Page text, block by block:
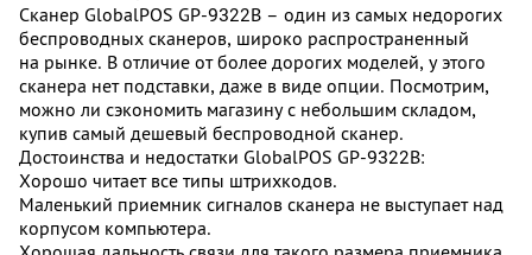
Сканер GlobalPOS GP‑9322B – один из самых недорогих
беспроводных сканеров, широко распространенный
на рынке. В отличие от более дорогих моделей, у этого
сканера нет подставки, даже в виде опции. Посмотрим,
можно ли сэкономить магазину с небольшим складом,
купив самый дешевый беспроводной сканер.
Достоинства и недостатки GlobalPOS GP‑9322B:
Хорошо читает все типы штрихкодов.
Маленький приемник сигналов сканера не выступает над
корпусом компьютера.